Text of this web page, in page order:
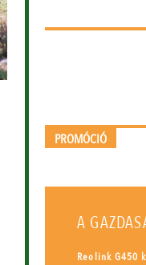
PROMÓCIÓ
A
Reolink G450